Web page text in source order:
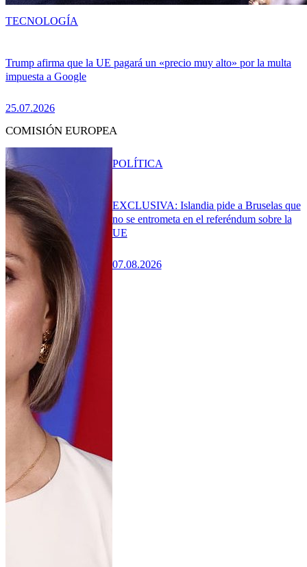
Trump afirma que la UE pagará un «precio muy alto» por la multa
impuesta a Google
25.07.2026
TECNOLOGÍA
COMISIÓN EUROPEA
EXCLUSIVA: Islandia pide a Bruselas que
no se entrometa en el referéndum sobre la
UE
07.08.2026
POLÍTICA